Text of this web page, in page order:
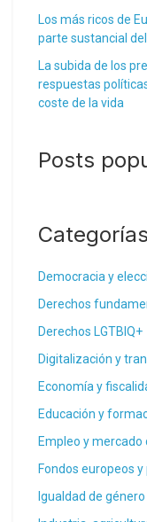
Los más ricos de
parte sustancial
La subida de los
respuestas
coste de la vida
Posts
Categorías
Democracia y
Derechos
Derechos LGTBIQ+
Digitalización y
Economía y
Educación y
Empleo y mercado
Fondos europeos
Igualdad de